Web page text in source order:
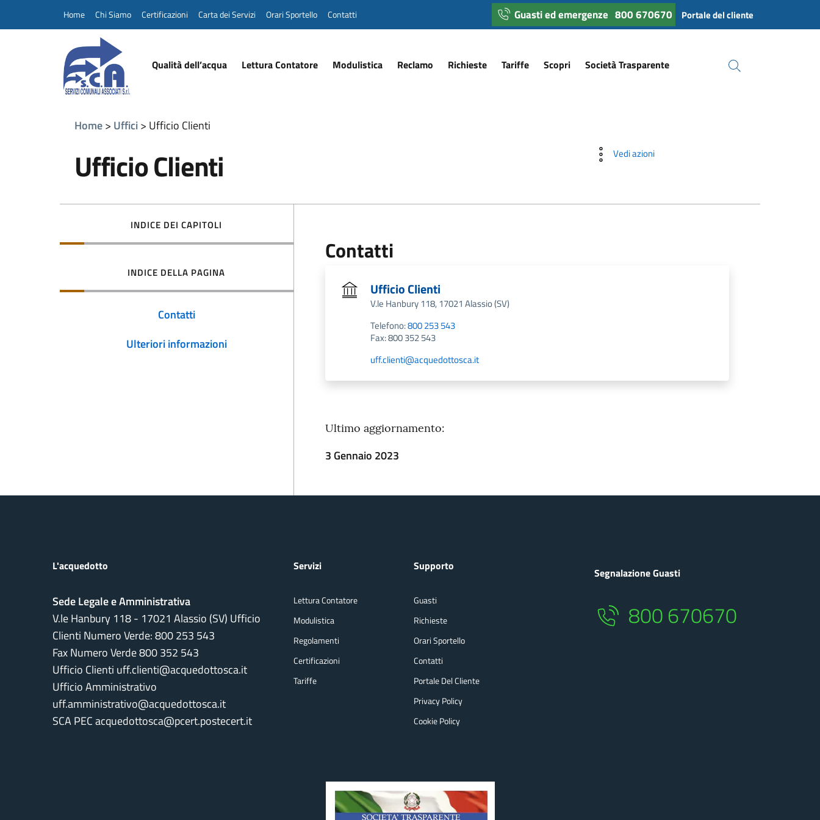
Home Chi Siamo Certificazioni Carta dei Servizi Orari Sportello Contatti Guasti ed emergenze 800 670670 Portale del cliente
Qualità dell’acqua Lettura Contatore Modulistica Reclamo Richieste Tariffe Scopri Società Trasparente
Home Uffici Ufficio Clienti
Ufficio Clienti Vedi azioni
INDICE DEI CAPITOLI
INDICE DELLA PAGINA
Contatti
Ulteriori informazioni
Contatti
Ufficio Clienti
V.le Hanbury 118, 17021 Alassio (SV)
Telefono:800 253 543
Fax: 800 352 543
uff.clienti@acquedottosca.it
Ultimo aggiornamento:
3 Gennaio 2023
L'acquedotto
Sede Legale e Amministrativa
V.le Hanbury 118 - 17021 Alassio (SV) Ufficio
Clienti Numero Verde:800 253 543
Fax Numero Verde 800 352 543
Ufficio Clienti uff.clienti@acquedottosca.it
Ufficio Amministrativo
uff.amministrativo@acquedottosca.it
SCA PEC acquedottosca@pcert.postecert.it
Servizi
Lettura Contatore
Modulistica
Regolamenti
Certificazioni
Tariffe
Supporto
Guasti
Richieste
Orari Sportello
Contatti
Portale Del Cliente
Privacy Policy
Cookie Policy
Segnalazione Guasti
800 670670